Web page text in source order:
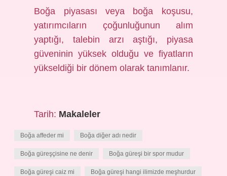
Boğa piyasası veya boğa koşusu,
yatırımcıların çoğunluğunun alım
yaptığı, talebin arzı aştığı, piyasa
güveninin yüksek olduğu ve fiyatların
yükseldiği bir dönem olarak tanımlanır.
Tarih: Makaleler
Boğa affeder mi Boğa diğer adı nedir
Boğa güreşçisine ne denir Boğa güreşi bir spor mudur
Boğa güreşi caiz mi Boğa güreşi hangi ilimizde meşhurdur